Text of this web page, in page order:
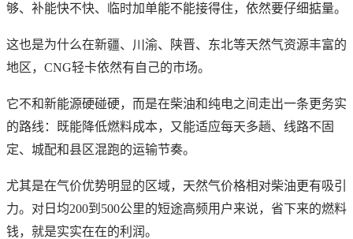
够、补能快不快、临时加单能不能接得住，依然要仔细掂量。
这也是为什么在新疆、川渝、陕晋、东北等天然气资源丰富的
地区，CNG轻卡依然有自己的市场。
它不和新能源硬碰硬，而是在柴油和纯电之间走出一条更务实
的路线：既能降低燃料成本，又能适应每天多趟、线路不固
定、城配和县区混跑的运输节奏。
尤其是在气价优势明显的区域，天然气价格相对柴油更有吸引
力。对日均200到500公里的短途高频用户来说，省下来的燃料
钱，就是实实在在的利润。